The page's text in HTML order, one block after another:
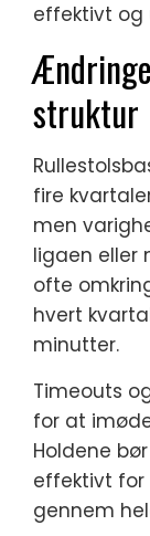
effektivt og
struktur
fire
men
ligaen eller
ofte
hvert
minutter.
Timeouts
for at
Holdene
effektivt
gennem